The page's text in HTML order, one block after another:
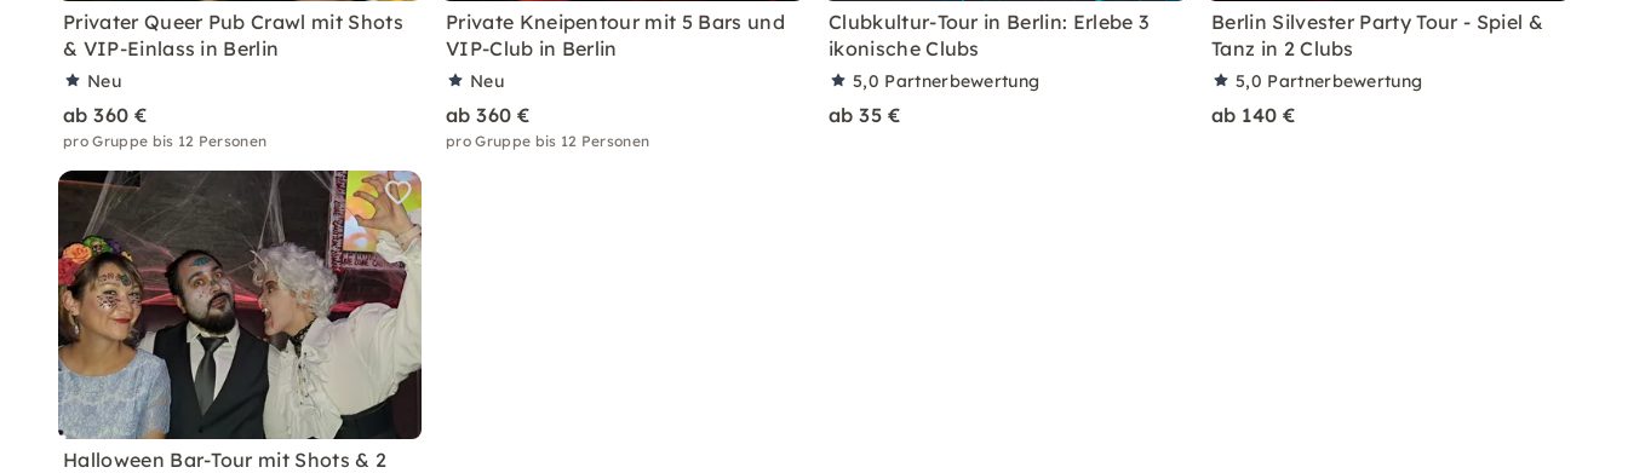
Privater Queer Pub Crawl mit Shots
& VIP-Einlass in Berlin
Neu
ab 360 €
pro Gruppe bis 12 Personen
Private Kneipentour mit 5 Bars und
VIP-Club in Berlin
Neu
ab 360 €
pro Gruppe bis 12 Personen
Clubkultur-Tour in Berlin: Erlebe 3
ikonische Clubs
5,0 Partnerbewertung
ab 35 €
Berlin Silvester Party Tour - Spiel &
Tanz in 2 Clubs
5,0 Partnerbewertung
ab 140 €
Halloween Bar-Tour mit Shots & 2